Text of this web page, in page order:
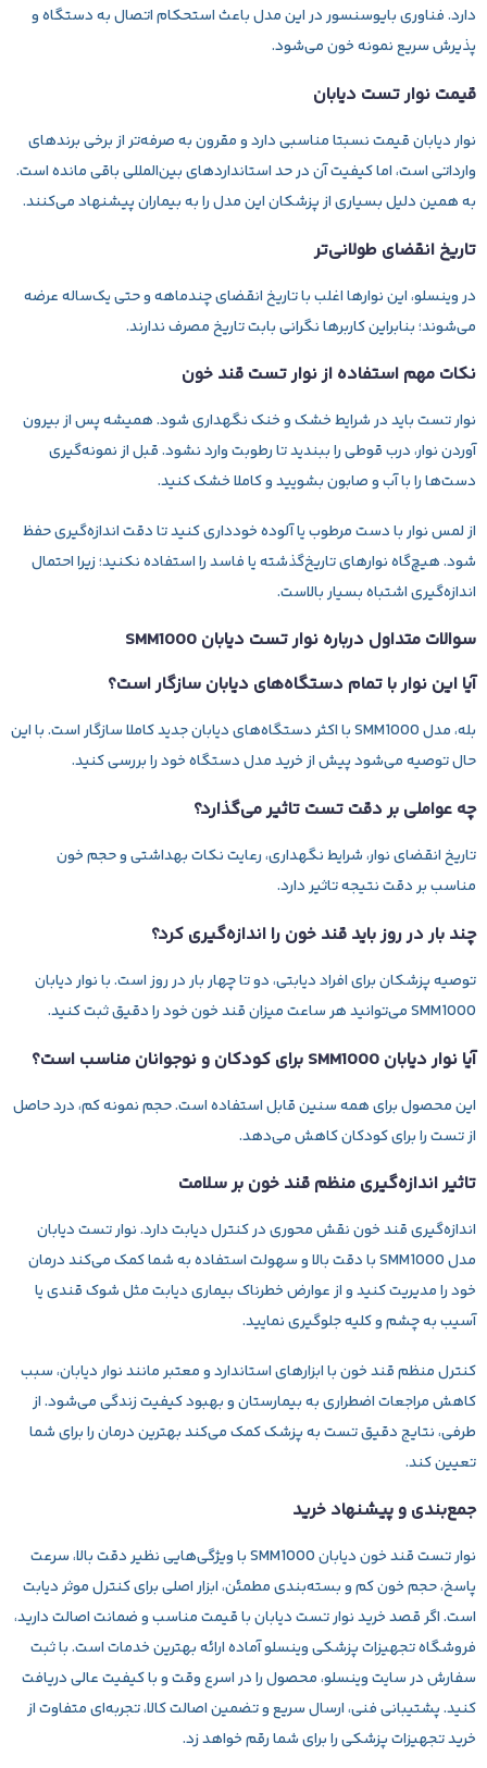
دارد. فناوری بایوسنسور در این مدل باعث استحکام اتصال به دستگاه و
پذیرش سریع نمونه خون می‌شود.
قیمت نوار تست دیابان
نوار دیابان قیمت نسبتا مناسبی دارد و مقرون به صرفه‌تر از برخی برندهای
وارداتی است، اما کیفیت آن در حد استانداردهای بین‌المللی باقی مانده است.
به همین دلیل بسیاری از پزشکان این مدل را به بیماران پیشنهاد می‌کنند.
تاریخ انقضای طولانی‌تر
در وینسلو، این نوارها اغلب با تاریخ انقضای چندماهه و حتی یک‌ساله عرضه
می‌شوند؛ بنابراین کاربرها نگرانی بابت تاریخ مصرف ندارند.
نکات مهم استفاده از نوار تست قند خون
نوار تست باید در شرایط خشک و خنک نگهداری شود. همیشه پس از بیرون
آوردن نوار، درب قوطی را ببندید تا رطوبت وارد نشود. قبل از نمونه‌گیری
دست‌ها را با آب و صابون بشویید و کاملا خشک کنید.
از لمس نوار با دست مرطوب یا آلوده خودداری کنید تا دقت اندازه‌گیری حفظ
شود. هیچ‌گاه نوارهای تاریخ‌گذشته یا فاسد را استفاده نکنید؛ زیرا احتمال
اندازه‌گیری اشتباه بسیار بالاست.
سوالات متداول درباره نوار تست دیابان SMM1000
آیا این نوار با تمام دستگاه‌های دیابان سازگار است؟
بله، مدل SMM1000 با اکثر دستگاه‌های دیابان جدید کاملا سازگار است. با این
حال توصیه می‌شود پیش از خرید مدل دستگاه خود را بررسی کنید.
چه عواملی بر دقت تست تاثیر می‌گذارد؟
تاریخ انقضای نوار، شرایط نگهداری، رعایت نکات بهداشتی و حجم خون
مناسب بر دقت نتیجه تاثیر دارد.
چند بار در روز باید قند خون را اندازه‌گیری کرد؟
توصیه پزشکان برای افراد دیابتی، دو تا چهار بار در روز است. با نوار دیابان
SMM1000 می‌توانید هر ساعت میزان قند خون خود را دقیق ثبت کنید.
آیا نوار دیابان SMM1000 برای کودکان و نوجوانان مناسب است؟
این محصول برای همه سنین قابل استفاده است. حجم نمونه کم، درد حاصل
از تست را برای کودکان کاهش می‌دهد.
تاثیر اندازه‌گیری منظم قند خون بر سلامت
اندازه‌گیری قند خون نقش محوری در کنترل دیابت دارد. نوار تست دیابان
مدل SMM1000 با دقت بالا و سهولت استفاده به شما کمک می‌کند درمان
خود را مدیریت کنید و از عوارض خطرناک بیماری دیابت مثل شوک قندی یا
آسیب به چشم و کلیه جلوگیری نمایید.
کنترل منظم قند خون با ابزارهای استاندارد و معتبر مانند نوار دیابان، سبب
کاهش مراجعات اضطراری به بیمارستان و بهبود کیفیت زندگی می‌شود. از
طرفی، نتایج دقیق تست به پزشک کمک می‌کند بهترین درمان را برای شما
تعیین کند.
جمع‌بندی و پیشنهاد خرید
نوار تست قند خون دیابان SMM1000
با ویژگی‌هایی نظیر دقت بالا، سرعت
پاسخ، حجم خون کم و بسته‌بندی مطمئن، ابزار اصلی برای کنترل موثر دیابت
است. اگر قصد خرید نوار تست دیابان با قیمت مناسب و ضمانت اصالت دارید،
فروشگاه تجهیزات پزشکیوینسلوآماده ارائه بهترین خدمات است. با ثبت
سفارش در سایت وینسلو، محصول را در اسرع وقت و با کیفیت عالی دریافت
کنید. پشتیبانی فنی، ارسال سریع و تضمین اصالت کالا، تجربه‌ای متفاوت از
خرید تجهیزات پزشکی را برای شما رقم خواهد زد.